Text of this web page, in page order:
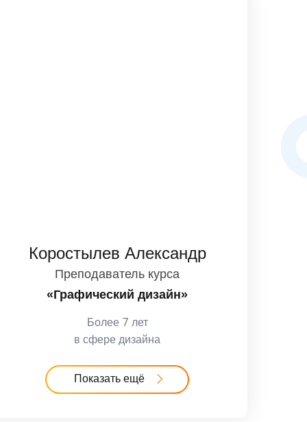
Коростылев Александр
Преподаватель курса
«Графический дизайн»
Более 7 лет
в сфере дизайна
Показать ещё